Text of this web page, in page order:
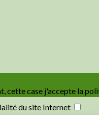
cette case j'accepte la
du site Internet